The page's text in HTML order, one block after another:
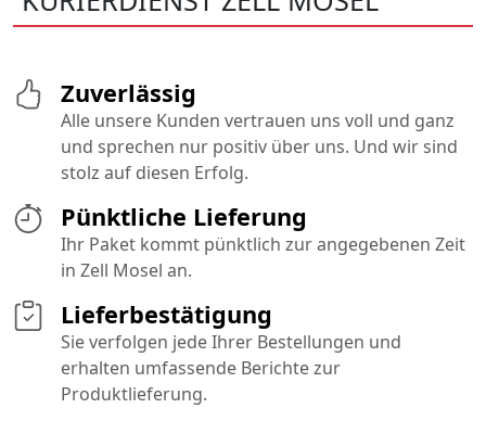
Pünktliche Lieferung
Ihr Paket kommt pünktlich zur angegebenen Zeit
in Zell Mosel an.
Lieferbestätigung
Sie verfolgen jede Ihrer Bestellungen und
erhalten umfassende Berichte zur
Produktlieferung.
Zuverlässig
Alle unsere Kunden vertrauen uns voll und ganz
und sprechen nur positiv über uns. Und wir sind
stolz auf diesen Erfolg.